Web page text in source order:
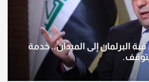
البرلمان إلى الميدان.. خدمة